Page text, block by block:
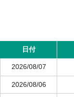
日付
2026/08/07
2026/08/06